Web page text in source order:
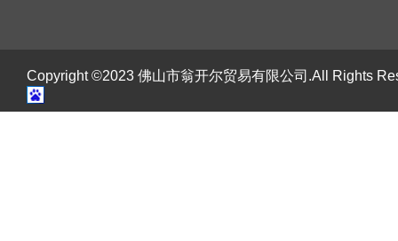
Copyright ©2023 佛山市翁开尔贸易有限公司.All Rights